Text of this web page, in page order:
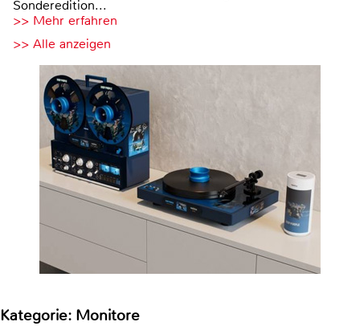
Sonderedition...
>> Mehr erfahren
>> Alle anzeigen
Kategorie: Monitore